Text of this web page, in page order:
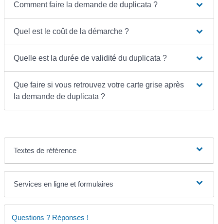
Comment faire la demande de duplicata ?
Quel est le coût de la démarche ?
Quelle est la durée de validité du duplicata ?
Que faire si vous retrouvez votre carte grise après
la demande de duplicata ?
Textes de référence
Services en ligne et formulaires
Questions ? Réponses !